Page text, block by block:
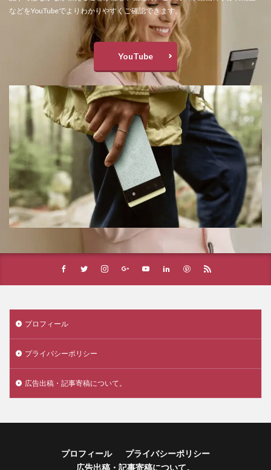
などをYouTubeでよりわかりやすくご確認できます。
YouTube
プロフィール
プライバシーポリシー
広告出稿・記事寄稿について。
プロフィール
プライバシーポリシー
広告出稿・記事寄稿について。